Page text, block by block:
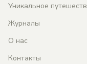
Уникальное
Журналы
О нас
Контакты